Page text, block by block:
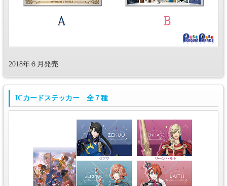
2018年６月発売
ICカードステッカー 全７種